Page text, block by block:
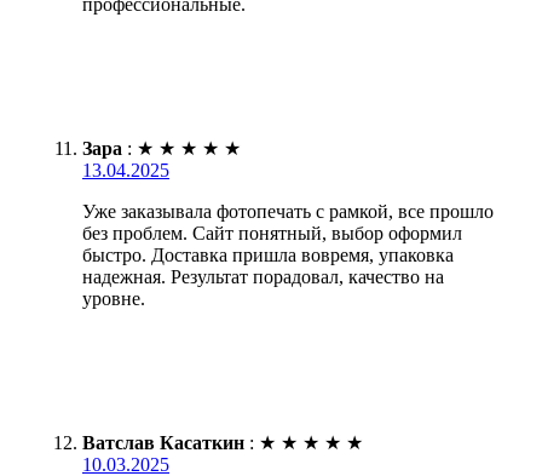
Зара : ★ ★ ★ ★ ★
13.04.2025
Уже заказывала фотопечать с рамкой, все прошло
без проблем. Сайт понятный, выбор оформил
быстро. Доставка пришла вовремя, упаковка
надежная. Результат порадовал, качество на
уровне.
Ватслав Касаткин : ★ ★ ★ ★ ★
10.03.2025